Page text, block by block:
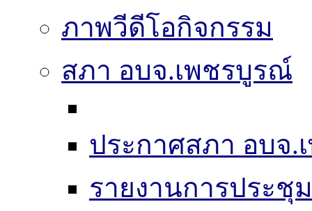
ภาพวีดีโอกิจกรรม
สภา อบจ.เพชรบูรณ์
ประกาศสภา อบจ.
รายงานการประชุ